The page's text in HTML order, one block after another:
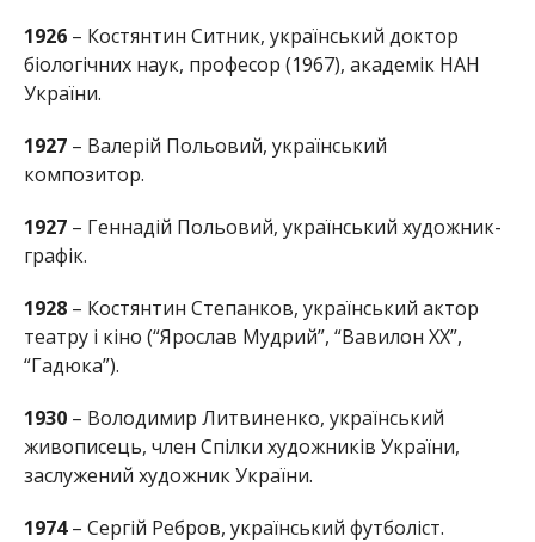
1926– Костянтин Ситник, український доктор
біологічних наук, професор (1967), академік НАН
України.
1927– Валерій Польовий, український
композитор.
1927– Геннадій Польовий, український художник-
графік.
1928– Костянтин Степанков, український актор
театру і кіно (“Ярослав Мудрий”, “Вавилон ХХ”,
“Гадюка”).
1930– Володимир Литвиненко, український
живописець, член Спілки художників України,
заслужений художник України.
1974– Сергій Ребров, український футболіст.